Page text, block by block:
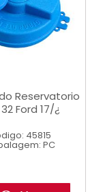
Reservatorio
Ford 17/¿
45815
PC